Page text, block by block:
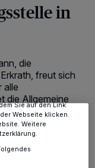
in
die
freut sich
alle
die Allgemeine
an
bis 16 Uhr eine
eindeutige
Partner
aufgeführten
Inhalte und
für Sie. Sie können
Einstellungen zu
Sie auf den Link
Webseite klicken.
Weitere